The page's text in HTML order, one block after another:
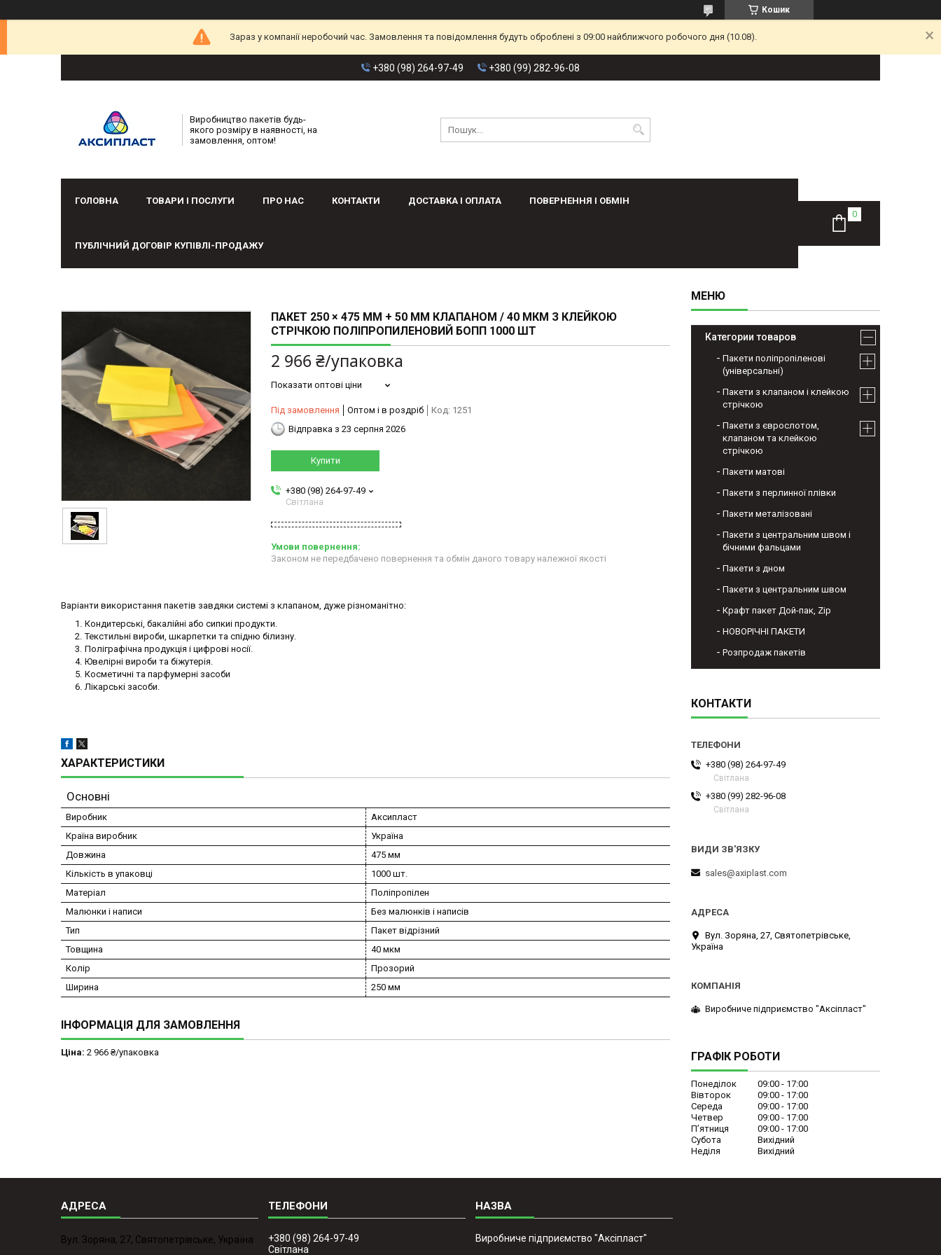
Кошик
Зараз у компанії неробочий час. Замовлення та повідомлення будуть оброблені з 09:00 найближчого робочого дня (10.08).
+380 (98) 264-97-49 +380 (99) 282-96-08
Виробництво пакетів будь-
якого розміру в наявності, на
замовлення, оптом!
ГОЛОВНА ТОВАРИ І ПОСЛУГИ ПРО НАС КОНТАКТИ ДОСТАВКА І ОПЛАТА ПОВЕРНЕННЯ І ОБМІН
ПУБЛІЧНИЙ ДОГОВІР КУПІВЛІ-ПРОДАЖУ
ПАКЕТ 250 × 475 ММ + 50 ММ КЛАПАНОМ / 40 МКМ З КЛЕЙКОЮ
СТРІЧКОЮ ПОЛІПРОПИЛЕНОВИЙ БОПП 1000 ШТ
2 966 ₴/упаковка
Показати оптові ціни
Під замовлення Оптом і в роздріб Код: 1251
Відправка з 23 серпня 2026
Купити
+380 (98) 264-97-49
Світлана
Законом не передбачено повернення та обмін даного товару належної якості
Варіанти використання пакетів завдяки системі з клапаном, дуже різноманітно:
Кондитерські, бакалійні або сипкиі продукти.
Текстильні вироби, шкарпетки та спідню білизну.
Поліграфічна продукція і цифрові носії.
Ювелірні вироби та біжутерія.
Косметичні та парфумерні засоби
Лікарські засоби.
ХАРАКТЕРИСТИКИ
Основні
Виробник
Аксипласт
Країна виробник
Україна
Довжина
475 мм
Кількість в упаковці
1000 шт.
Матеріал
Поліпропілен
Малюнки і написи
Без малюнків і написів
Тип
Пакет відрізний
Товщина
40 мкм
Колір
Прозорий
Ширина
250 мм
ІНФОРМАЦІЯ ДЛЯ ЗАМОВЛЕННЯ
Ціна: 2 966 ₴/упаковка
Категории товаров
Пакети поліпропіленові
(універсальні)
Пакети з клапаном і клейкою
стрічкою
Пакети з єврослотом,
клапаном та клейкою
стрічкою
Пакети матові
Пакети з перлинної плівки
Пакети металізовані
Пакети з центральним швом і
бічними фальцами
Пакети з дном
Пакети з центральним швом
Крафт пакет Дой-пак, Zip
НОВОРІЧНІ ПАКЕТИ
Розпродаж пакетів
КОНТАКТИ
+380 (98) 264-97-49
Світлана
+380 (99) 282-96-08
Світлана
sales@axiplast.com
Вул. Зоряна, 27, Святопетрівське,
Україна
Виробниче підприємство "Аксіпласт"
ГРАФІК РОБОТИ
Понеділок 09:00
17:00
Вівторок
09:00
17:00
Середа
09:00
17:00
Четвер
09:00
17:00
Пʼятниця
09:00
17:00
Субота
Вихідний
Неділя
Вихідний
Вул. Зоряна, 27, Святопетрівське, Україна
+380 (98) 264-97-49
Світлана
Виробниче підприємство "Аксіпласт"